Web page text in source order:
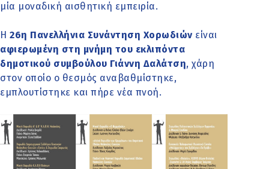
μία μοναδική αισθητική εμπειρία.
Η 26η Πανελλήνια Συνάντηση Χορωδιών είναι
αφιερωμένη στη μνήμη του εκλιπόντα
δημοτικού συμβούλου Γιάννη Δαλάτση, χάρη
στον οποίο ο θεσμός αναβαθμίστηκε,
εμπλουτίστηκε και πήρε νέα πνοή.